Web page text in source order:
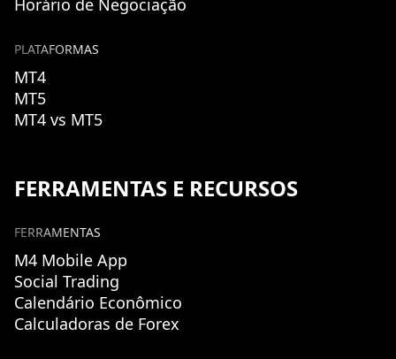
Horário de Negociação
PLATAFORMAS
MT4
MT5
MT4 vs MT5
FERRAMENTAS E RECURSOS
FERRAMENTAS
M4 Mobile App
Social Trading
Calendário Econômico
Calculadoras de Forex